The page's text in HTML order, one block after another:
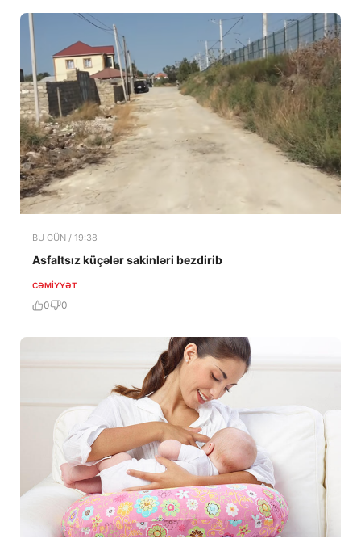
BU GÜN / 19:38
Asfaltsız küçələr sakinləri bezdirib
CƏMIYYƏT
0 0